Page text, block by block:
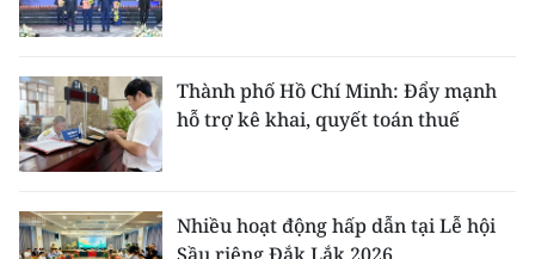
NHÂN DÂN CUỐI TUẦN
NHÂN DÂN HẰNG THÁNG
MUA BÁO
Thành phố Hồ Chí Minh: Đẩy mạnh
hỗ trợ kê khai, quyết toán thuế
Nhiều hoạt động hấp dẫn tại Lễ hội